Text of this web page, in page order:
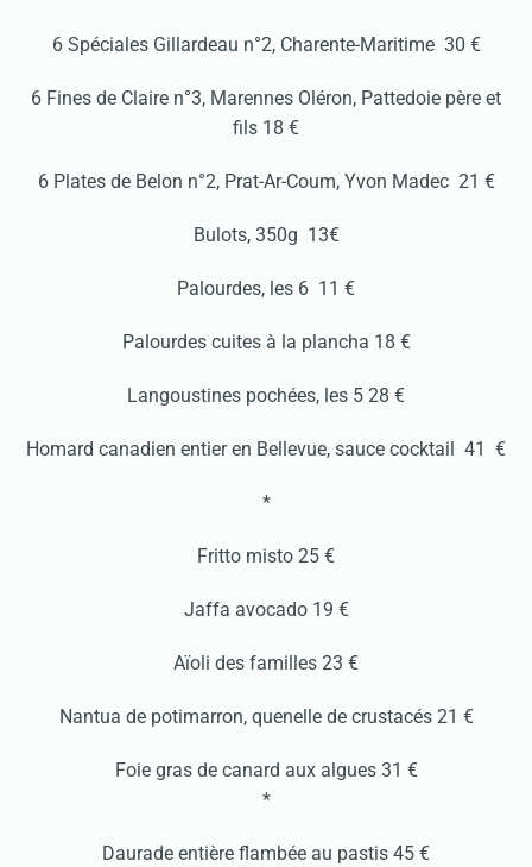
6 Spéciales Gillardeau n°2, Charente-Maritime 30 €
6 Fines de Claire n°3, Marennes Oléron, Pattedoie père et
fils 18 €
6 Plates de Belon n°2, Prat-Ar-Coum, Yvon Madec 21 €
Bulots, 350g 13€
Palourdes, les 6 11 €
Palourdes cuites à la plancha 18 €
Langoustines pochées, les 5 28 €
Homard canadien entier en Bellevue, sauce cocktail 41 €
*
Fritto misto 25 €
Jaffa avocado 19 €
Aïoli des familles 23 €
Nantua de potimarron, quenelle de crustacés 21 €
Foie gras de canard aux algues 31 €
*
Daurade entière flambée au pastis 45 €